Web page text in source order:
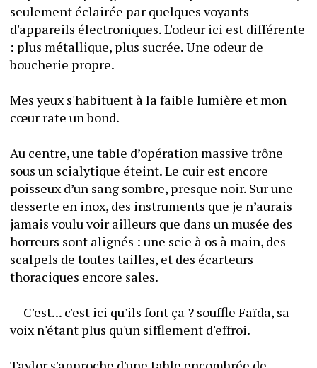
seulement éclairée par quelques voyants
d'appareils électroniques. L'odeur ici est différente
: plus métallique, plus sucrée. Une odeur de
boucherie propre.
Mes yeux s'habituent à la faible lumière et mon
cœur rate un bond.
Au centre, une table d’opération massive trône
sous un scialytique éteint. Le cuir est encore
poisseux d’un sang sombre, presque noir. Sur une
desserte en inox, des instruments que je n’aurais
jamais voulu voir ailleurs que dans un musée des
horreurs sont alignés : une scie à os à main, des
scalpels de toutes tailles, et des écarteurs
thoraciques encore sales.
— C'est... c'est ici qu'ils font ça ? souffle Faïda, sa
voix n'étant plus qu'un sifflement d'effroi.